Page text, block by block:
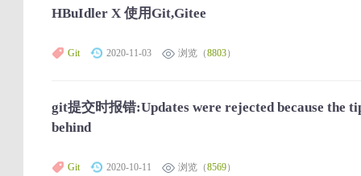
HBuIdler X 使用Git,Gitee
Git 2020-11-03 浏览（8803）
git提交时报错:Updates were rejected because the
behind
Git 2020-10-11 浏览（8569）